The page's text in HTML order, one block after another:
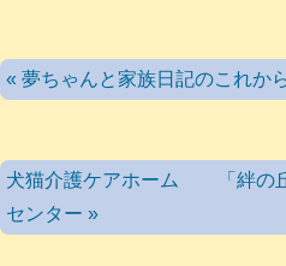
« 夢ちゃんと家族日記のこれか
犬猫介護ケアホーム 「絆の
センター »